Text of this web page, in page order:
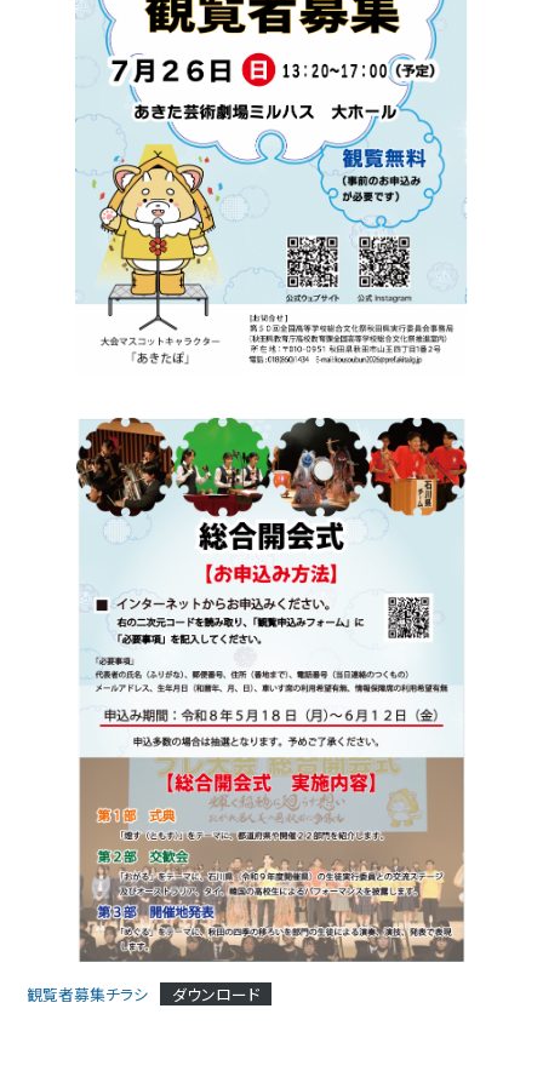
サイトマップ
観覧者募集チラシ ダウンロード